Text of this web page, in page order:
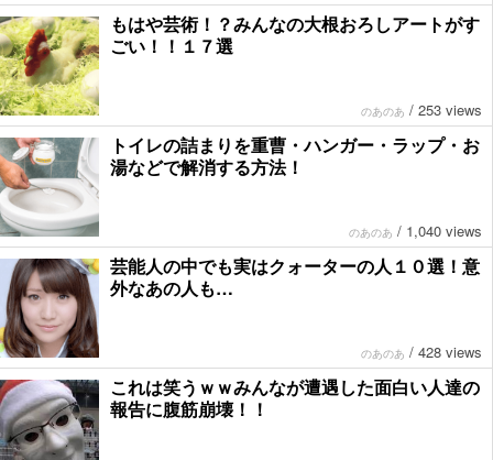
もはや芸術！？みんなの大根おろしアートがす
ごい！！１７選
のあのあ / 253 views
トイレの詰まりを重曹・ハンガー・ラップ・お
湯などで解消する方法！
のあのあ / 1,040 views
芸能人の中でも実はクォーターの人１０選！意
外なあの人も…
のあのあ / 428 views
これは笑うｗｗみんなが遭遇した面白い人達の
報告に腹筋崩壊！！